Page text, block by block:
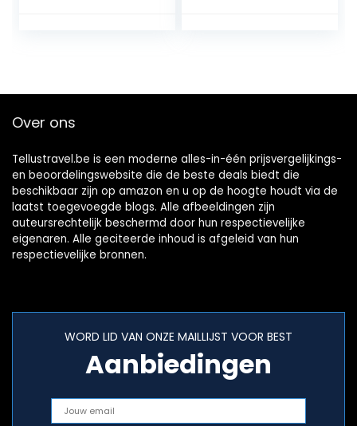
Over ons
Tellustravel.be is een moderne alles-in-één prijsvergelijkings-
en beoordelingswebsite die de beste deals biedt die
beschikbaar zijn op amazon en u op de hoogte houdt via de
laatst toegevoegde blogs. Alle afbeeldingen zijn
auteursrechtelijk beschermd door hun respectievelijke
eigenaren. Alle geciteerde inhoud is afgeleid van hun
respectievelijke bronnen.
WORD LID VAN ONZE MAILLIJST VOOR BEST
Aanbiedingen